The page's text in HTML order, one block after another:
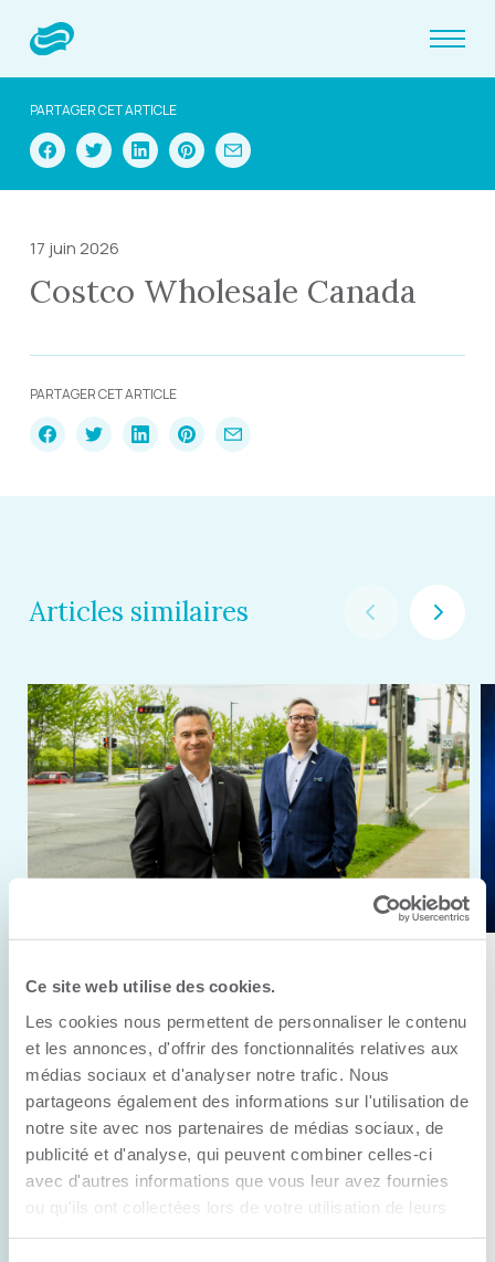
Ce site web utilise des cookies.
Les cookies nous permettent de personnaliser le contenu
et les annonces, d'offrir des fonctionnalités relatives aux
médias sociaux et d'analyser notre trafic. Nous
partageons également des informations sur l'utilisation de
notre site avec nos partenaires de médias sociaux, de
publicité et d'analyse, qui peuvent combiner celles-ci
avec d'autres informations que vous leur avez fournies
ou qu'ils ont collectées lors de votre utilisation de leurs
PARTAGER CET ARTICLE
17 juin 2026
Costco Wholesale Canada
PARTAGER CET ARTICLE
Articles similaires
Anick Métivier devient le nouveau
président de la CCI3R
C’est lors de son assemblée générale annuelle
tenue hier que la Chambre de commerce et
d’industries de ...